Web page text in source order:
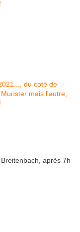
après 7h